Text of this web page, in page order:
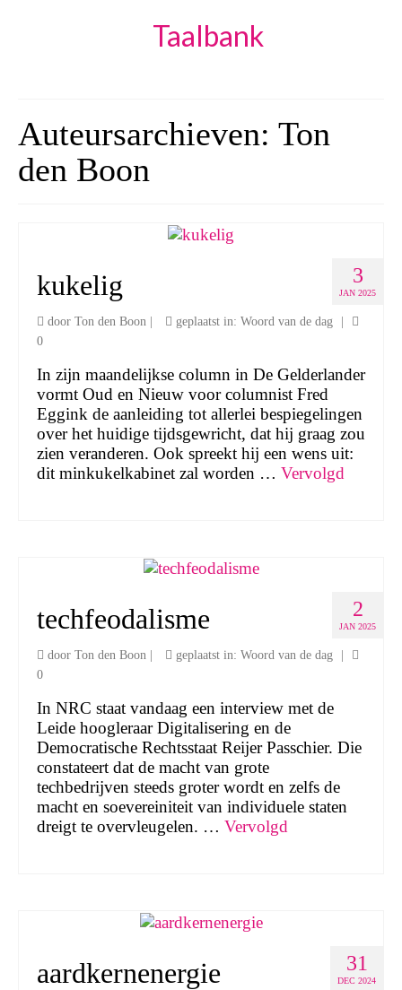
Taalbank
Auteursarchieven: Ton
den Boon
3
JAN 2025
kukelig
door Ton den Boon | geplaatst in: Woord van de dag
|
0
In zijn maandelijkse column in De Gelderlander
vormt Oud en Nieuw voor columnist Fred
Eggink de aanleiding tot allerlei bespiegelingen
over het huidige tijdsgewricht, dat hij graag zou
zien veranderen. Ook spreekt hij een wens uit:
dit minkukelkabinet zal worden … Vervolgd
2
JAN 2025
techfeodalisme
door Ton den Boon geplaatst in: Woord van de dag
0
In NRC staat vandaag een interview met de
Leide hoogleraar Digitalisering en de
Democratische Rechtsstaat Reijer Passchier. Die
constateert dat de macht van grote
techbedrijven steeds groter wordt en zelfs de
macht en soevereiniteit van individuele staten
dreigt te overvleugelen. … Vervolgd
31
DEC 2024
aardkernenergie